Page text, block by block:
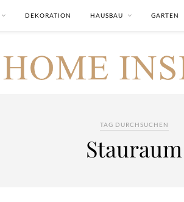
DEKORATION HAUSBAU GARTEN
TAG DURCHSUCHEN
Stauraum